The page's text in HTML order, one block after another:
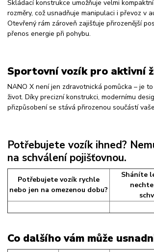
Skládací konstrukce umožňuje velmi
rozměry, což usnadňuje manipulaci i převoz v
Otevřený rám zároveň zajišťuje přirozenější
přenos energie při pohybu.
Sportovní vozík pro aktivní
NANO X není jen zdravotnická pomůcka – je
život. Díky precizní konstrukci, modernímu
přizpůsobení se stává přirozenou součástí
Potřebujete vozík ihned?
na schválení pojišťovnou.
Potřebujete vozík rychle
nebo jen na omezenou dobu?
Sháníte
Co dalšího vám může